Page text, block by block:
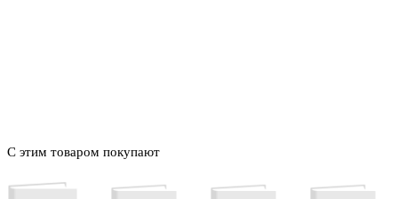
С этим товаром покупают